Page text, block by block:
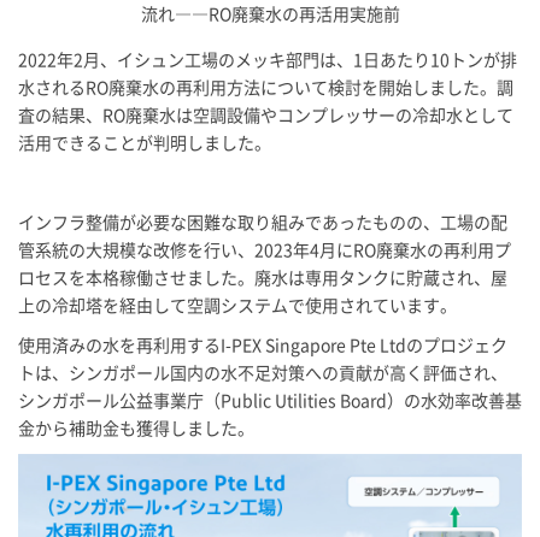
流れ――RO廃棄水の再活用実施前
2022年2月、イシュン工場のメッキ部門は、1日あたり10トンが排
水されるRO廃棄水の再利用方法について検討を開始しました。調
査の結果、RO廃棄水は空調設備やコンプレッサーの冷却水として
活用できることが判明しました。
インフラ整備が必要な困難な取り組みであったものの、工場の配
管系統の大規模な改修を行い、2023年4月にRO廃棄水の再利用プ
ロセスを本格稼働させました。廃水は専用タンクに貯蔵され、屋
上の冷却塔を経由して空調システムで使用されています。
使用済みの水を再利用するI-PEX Singapore Pte Ltdのプロジェク
トは、シンガポール国内の水不足対策への貢献が高く評価され、
シンガポール公益事業庁（Public Utilities Board）の水効率改善基
金から補助金も獲得しました。